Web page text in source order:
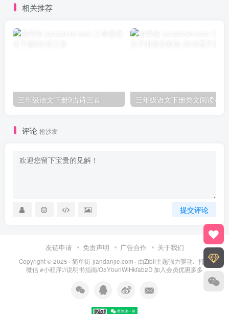
相关推荐
三年级语文下册9古诗三首
评论 抢沙发
提交评论
友链申请 免责声明 广告合作 关于我们
Copyright © 2025 · 简单街-jiandanjie.com · 由Zibll主题强力驱动.--打开
微信 #小程序://说明书指南/O5Y0unWlHkfab2D 加入会员优惠多多